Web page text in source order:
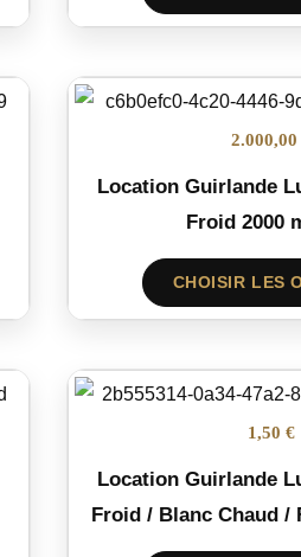
2.000,00
Location Guirlande
Froid 2000
CHOISIR LES
1,50 €
Location Guirlande
Froid / Blanc Chaud /